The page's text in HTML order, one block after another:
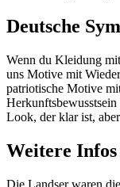
Deutsche
Wenn du Kleidung
uns Motive mit
patriotische Motive
Herkunftsbewusstsein
Look, der klar ist,
Weitere Infos
Die Landser waren